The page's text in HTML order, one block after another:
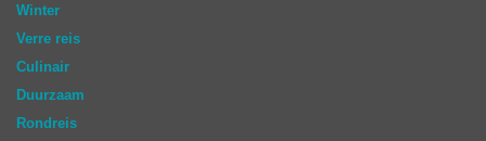
Winter
Verre reis
Culinair
Duurzaam
Rondreis